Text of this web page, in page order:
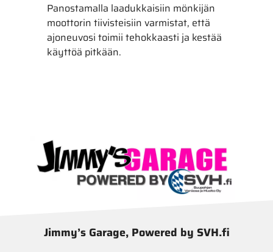
Panostamalla laadukkaisiin mönkijän
moottorin tiivisteisiin varmistat, että
ajoneuvosi toimii tehokkaasti ja kestää
käyttöä pitkään.
Jimmy’s Garage, Powered by SVH.fi